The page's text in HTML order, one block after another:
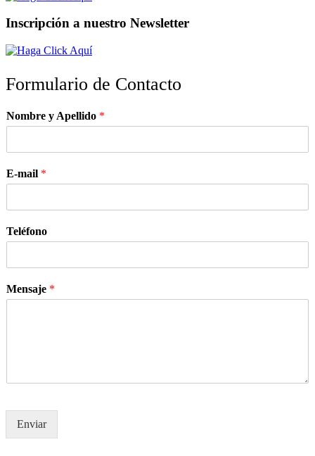
Inscripción a nuestro Newsletter
Formulario de Contacto
Nombre y Apellido *
E-mail *
Teléfono
Mensaje *
Enviar